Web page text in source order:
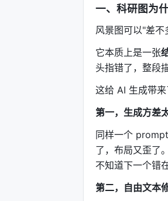
一、科研图为
风景图可以"差不
它本质上是一张
头指错了，整段
这给 AI 生成带来
第一，生成方差
同样一个
了，布局又歪了
不知道下一个错
第二，自由文本